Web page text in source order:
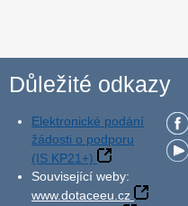
Důležité odkazy
Elektronické podání
žádosti o podporu
(IS KP21+)
Související weby:
www.dotaceeu.cz